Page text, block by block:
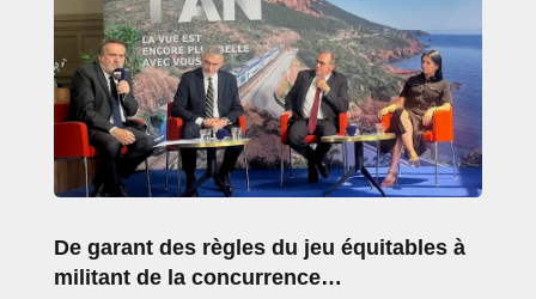
De garant des règles du jeu équitables à
militant de la concurrence…